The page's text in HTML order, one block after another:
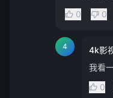
0
0
4 4k影
我看
0